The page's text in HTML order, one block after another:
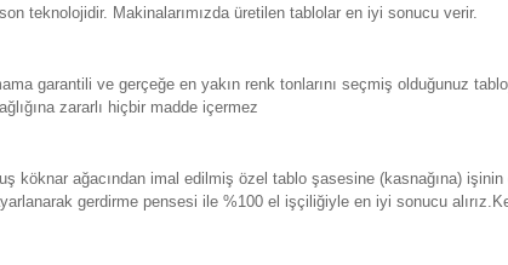
teknolojidir. Makinalarımızda üretilen tablolar en iyi sonucu verir.
garantili ve gerçeğe en yakın renk tonlarını seçmiş olduğunuz
zararlı hiçbir madde içermez
köknar ağacından imal edilmiş özel tablo şasesine (kasnağına) işinin
gerdirme pensesi ile %100 el işçiliğiyle en iyi sonucu